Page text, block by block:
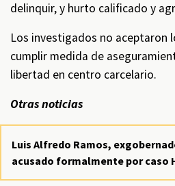
delinquir, y hurto calificado y
Los investigados no aceptaron
cumplir medida de
libertad en centro carcelario.
Otras noticias
Luis Alfredo Ramos,
acusado formalmente por caso